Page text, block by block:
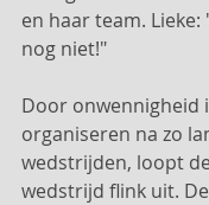
en haar team.
nog niet!"
Door onwennigheid
organiseren na zo
wedstrijden, loopt
wedstrijd flink uit.